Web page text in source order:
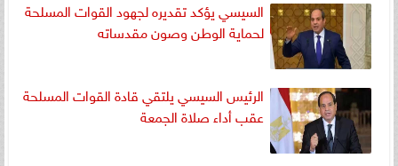
السيسي يؤكد تقديره لجهود القوات المسلحة
لحماية الوطن وصون مقدساته
الرئيس السيسي يلتقي قادة القوات المسلحة
عقب أداء صلاة الجمعة